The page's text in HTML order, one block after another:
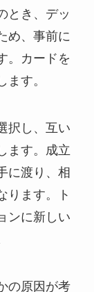
とき、デッ
め、事前に
。カードを
す。
択し、互い
ます。成立
に渡り、相
ります。ト
ンに新しい
の原因が考